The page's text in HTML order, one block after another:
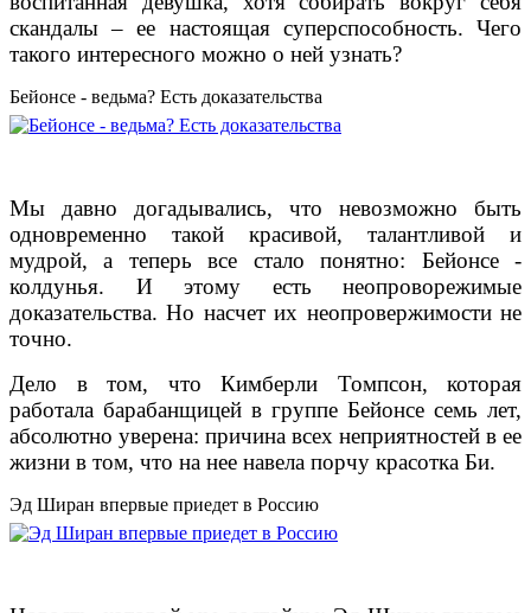
скандалы – ее настоящая суперспособность. Чего
такого интересного можно о ней узнать?
Бейонсе - ведьма? Есть доказательства
Мы давно догадывались, что невозможно быть
одновременно такой красивой, талантливой и
мудрой, а теперь все стало понятно: Бейонсе -
колдунья. И этому есть неопроворежимые
доказательства. Но насчет их неопровержимости не
точно.
Дело в том, что Кимберли Томпсон, которая
работала барабанщицей в группе Бейонсе семь лет,
абсолютно уверена: причина всех неприятностей в ее
жизни в том, что на нее навела порчу красотка Би.
Эд Ширан впервые приедет в Россию